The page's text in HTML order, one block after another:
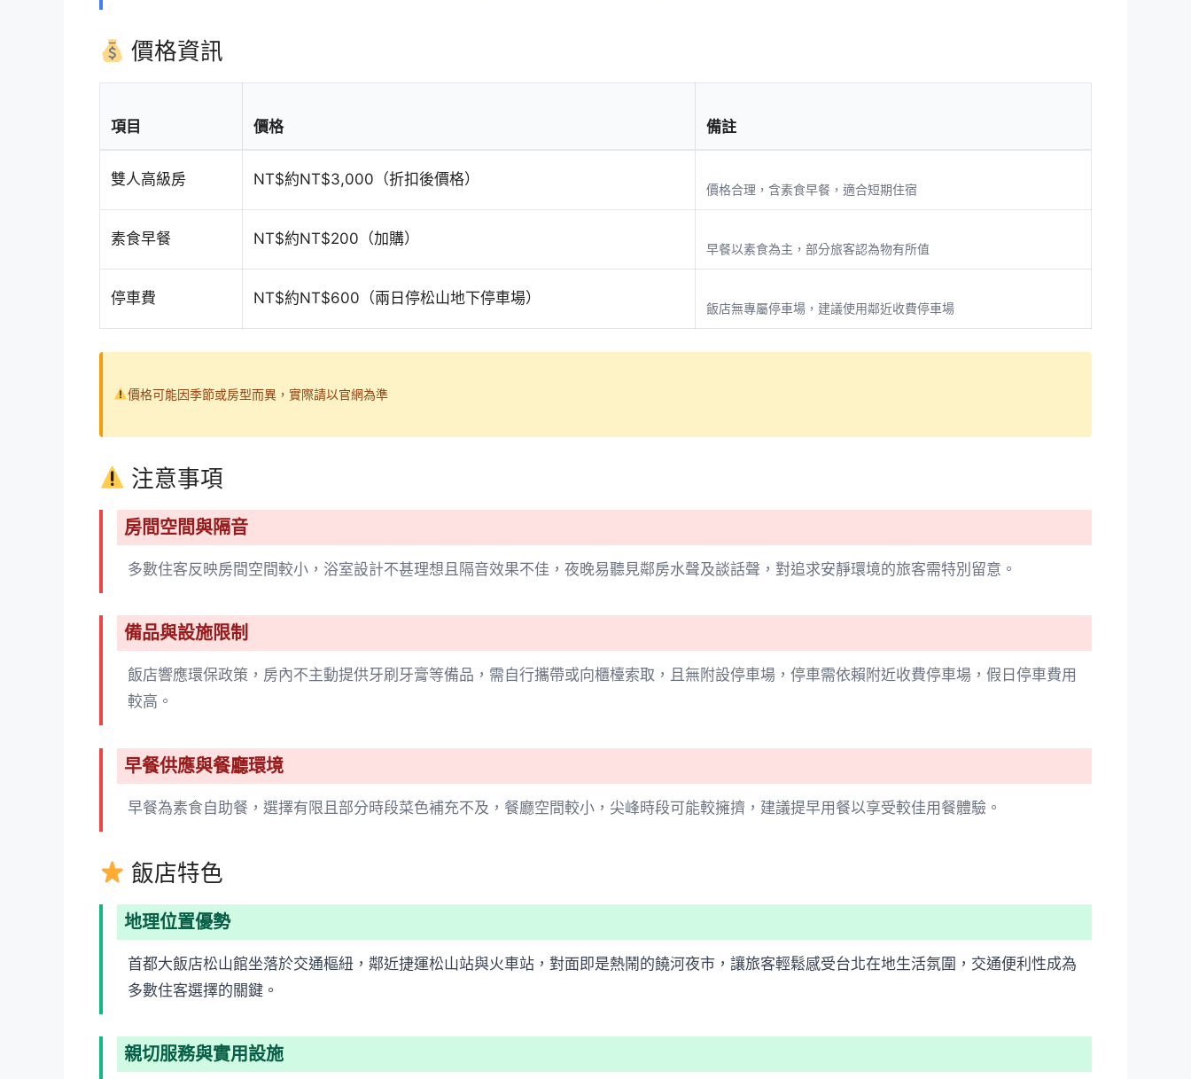
價格資訊
項目 價格 備註
雙人高級房 NT$約NT$3,000（折扣後價格）
價格合理，含素食早餐，適合短期住宿
素食早餐 NT$約NT$200（加購）
早餐以素食為主，部分旅客認為物有所值
停車費 NT$約NT$600（兩日停松山地下停車場）
飯店無專屬停車場，建議使用鄰近收費停車場
價格可能因季節或房型而異，實際請以官網為準
注意事項
房間空間與隔音
多數住客反映房間空間較小，浴室設計不甚理想且隔音效果不佳，夜晚易聽見鄰房水聲及談話聲，對追求安靜環境的旅客需特別留意。
備品與設施限制
飯店響應環保政策，房內不主動提供牙刷牙膏等備品，需自行攜帶或向櫃檯索取，且無附設停車場，停車需依賴附近收費停車場，假日停車費用
較高。
早餐供應與餐廳環境
早餐為素食自助餐，選擇有限且部分時段菜色補充不及，餐廳空間較小，尖峰時段可能較擁擠，建議提早用餐以享受較佳用餐體驗。
飯店特色
地理位置優勢
首都大飯店松山館坐落於交通樞紐，鄰近捷運松山站與火車站，對面即是熱鬧的饒河夜市，讓旅客輕鬆感受台北在地生活氛圍，交通便利性成為
多數住客選擇的關鍵。
親切服務與實用設施